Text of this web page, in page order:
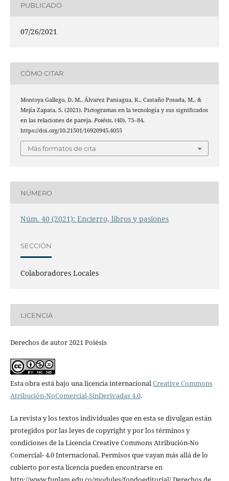
PUBLICADO
07/26/2021
CÓMO CITAR
Montoya Gallego, D. M., Álvarez Paniagua, K., Castaño Posada, M., &
Mejía Zapata, S. (2021). Pictogramas en la tecnología y sus significados
en las relaciones de pareja. Poiésis, (40), 73–84.
https://doi.org/10.21501/16920945.4055
Más formatos de cita
NÚMERO
Núm. 40 (2021): Encierro, libros y pasiones
SECCIÓN
Colaboradores Locales
LICENCIA
Derechos de autor 2021 Poiésis
Esta obra está bajo una licencia internacionalCreative Commons
Atribución-NoComercial-SinDerivadas 4.0.
La revista y los textos individuales que en esta se divulgan están
protegidos por las leyes de copyright y por los términos y
condiciones de la Licencia Creative Commons Atribución-No
Comercial- 4.0 Internacional. Permisos que vayan más allá de lo
cubierto por esta licencia pueden encontrarse en